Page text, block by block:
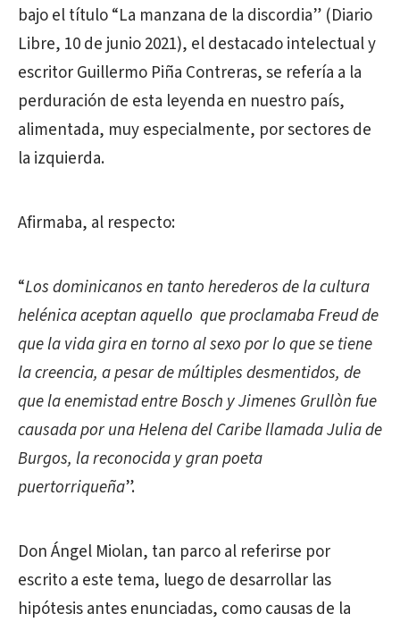
bajo el título “La manzana de la discordia” (Diario
Libre, 10 de junio 2021), el destacado intelectual y
escritor Guillermo Piña Contreras, se refería a la
perduración de esta leyenda en nuestro país,
alimentada, muy especialmente, por sectores de
la izquierda.
Afirmaba, al respecto:
“Los dominicanos en tanto herederos de la cultura
helénica aceptan aquello que proclamaba Freud de
que la vida gira en torno al sexo por lo que se tiene
la creencia, a pesar de múltiples desmentidos, de
que la enemistad entre Bosch y Jimenes Grullòn fue
causada por una Helena del Caribe llamada Julia de
Burgos, la reconocida y gran poeta
puertorriqueña”.
Don Ángel Miolan, tan parco al referirse por
escrito a este tema, luego de desarrollar las
hipótesis antes enunciadas, como causas de la